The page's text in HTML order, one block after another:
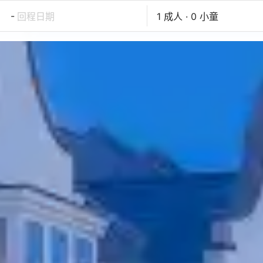
- 回程日期 1 成人 · 0 小童